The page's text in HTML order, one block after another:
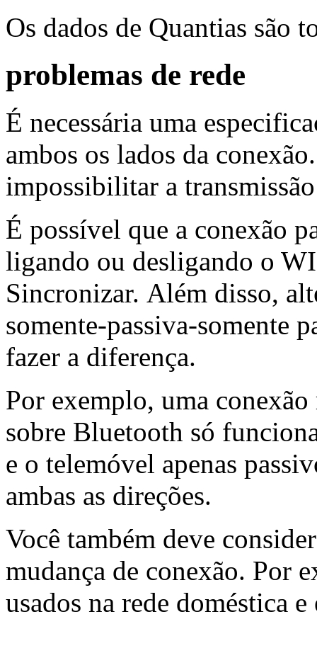
Os dados de Quantias são
problemas de rede
É necessária uma
ambos os lados da
impossibilitar a
É possível que a conexão
ligando ou desligando o
Sincronizar. Além disso,
somente-passiva-somente
fazer a diferença.
Por exemplo, uma
sobre Bluetooth só
e o telemóvel apenas
ambas as direções.
Você também deve
mudança de conexão. Por
usados ​​na rede doméstica